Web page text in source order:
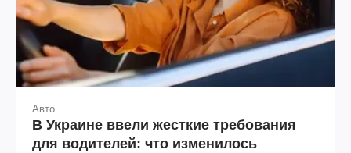
Авто
В Украине ввели жесткие требования
для водителей: что изменилось